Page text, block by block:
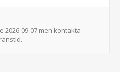
2026-09-07 men kontakta